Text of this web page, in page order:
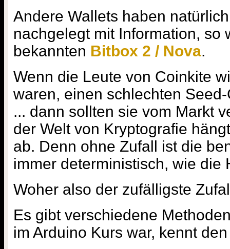
Andere Wallets haben
nachgelegt mit Information, so
bekannten Bitbox 2 / Nova.
Wenn die Leute von Coinkite
waren, einen schlechten
... dann sollten sie vom Markt
der Welt von Kryptografie
ab. Denn ohne Zufall ist die
immer deterministisch, wie die
Woher also der zufälligste
Es gibt verschiedene
im Arduino Kurs war, kennt